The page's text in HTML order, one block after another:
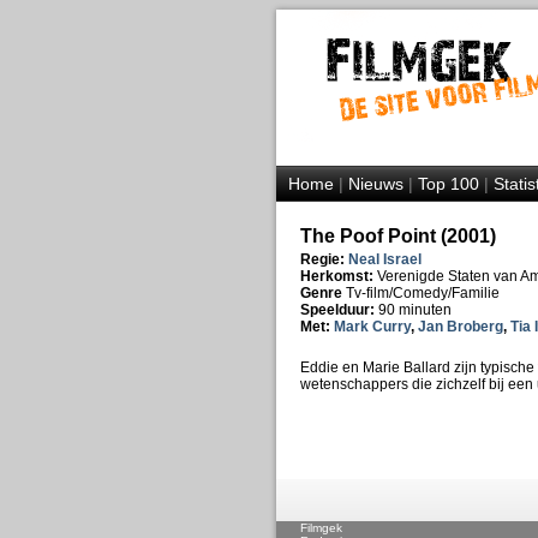
Home|Nieuws|Top 100|
The Poof Point (2001)
Regie: Neal Israel
Herkomst: Verenigde Staten van
Genre Tv-film/Comedy/Familie
Speelduur: 90 minuten
Met: Mark Curry, Jan Broberg, Tia
Eddie en Marie Ballard zijn
wetenschappers die zichzelf bij
Filmgek